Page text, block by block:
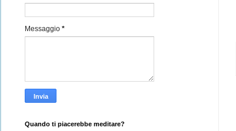
Messaggio *
Quando ti piacerebbe meditare?